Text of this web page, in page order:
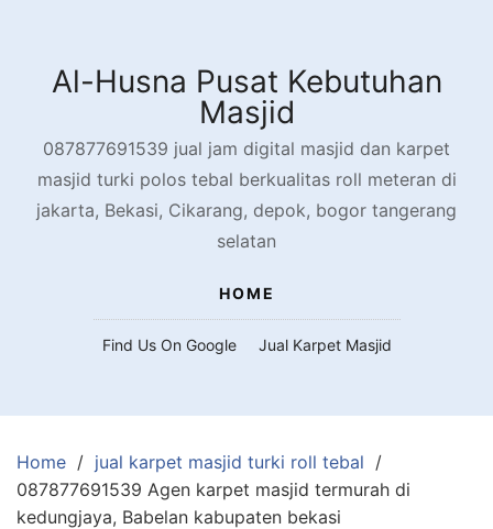
contentAl-Husna Pusat Kebutuhan
Masjid
087877691539 jual jam digital masjid dan karpet
masjid turki polos tebal berkualitas roll meteran di
jakarta, Bekasi, Cikarang, depok, bogor tangerang
selatan
HOME
Find Us On Google Jual Karpet Masjid
Home
jual karpet masjid turki roll tebal
087877691539 Agen karpet masjid termurah di
kedungjaya, Babelan kabupaten bekasi